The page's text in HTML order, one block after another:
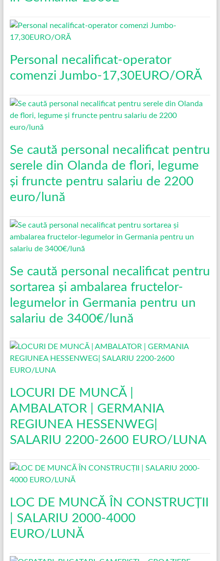
Personal necalificat-operator
comenzi Jumbo-17,30EURO/ORĂ
Se caută personal necalificat pentru
serele din Olanda de flori, legume
și fruncte pentru salariu de 2200
euro/lună
Se caută personal necalificat pentru
sortarea și ambalarea fructelor-
legumelor in Germania pentru un
salariu de 3400€/lună
LOCURI DE MUNCĂ |
AMBALATOR | GERMANIA
REGIUNEA HESSENWEG|
SALARIU 2200-2600 EURO/LUNA
LOC DE MUNCĂ ÎN CONSTRUCŢII
| SALARIU 2000-4000
EURO/LUNĂ